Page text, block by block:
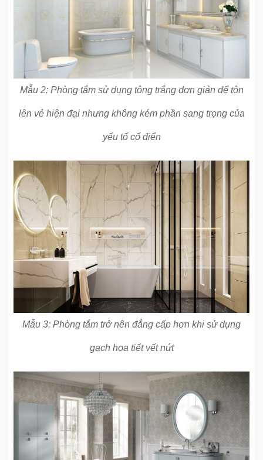
Mẫu 2: Phòng tắm sử dụng tông trắng đơn giản để tôn
lên vẻ hiện đại nhưng không kém phần sang trọng của
yếu tố cổ điển
Mẫu 3; Phòng tắm trở nên đẳng cấp hơn khi sử dụng
gạch họa tiết vết nứt